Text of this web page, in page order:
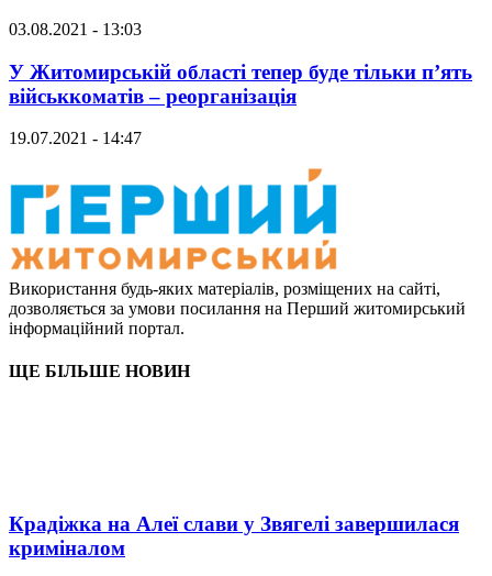
03.08.2021 - 13:03
У Житомирській області тепер буде тільки п’ять
військкоматів – реорганізація
19.07.2021 - 14:47
Використання будь-яких матеріалів, розміщених на сайті,
дозволяється за умови посилання на Перший житомирський
інформаційний портал.
ЩЕ БІЛЬШЕ НОВИН
Крадіжка на Алеї слави у Звягелі завершилася
криміналом